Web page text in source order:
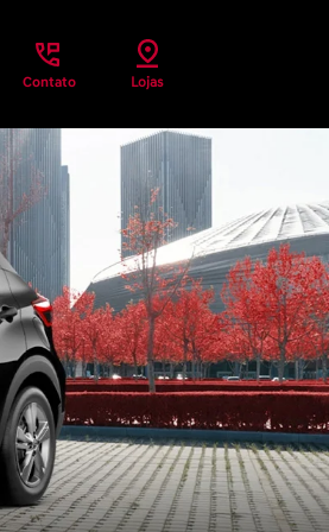
Contato Lojas